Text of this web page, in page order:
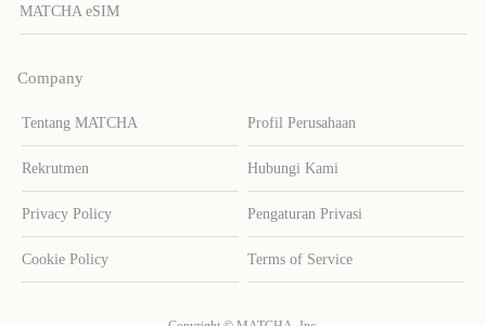
MATCHA eSIM
Company
Tentang MATCHA Profil Perusahaan
Rekrutmen Hubungi Kami
Privacy Policy Pengaturan Privasi
Cookie Policy Terms of Service